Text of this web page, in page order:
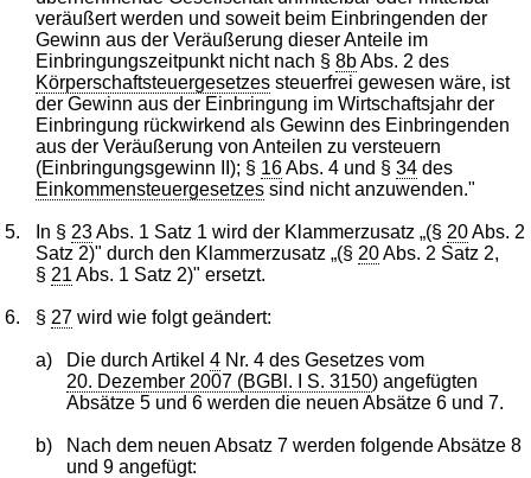
veräußert werden und soweit beim Einbringenden der
Gewinn aus der Veräußerung dieser Anteile im
Einbringungszeitpunkt nicht nach §8bAbs. 2 des
Körperschaftsteuergesetzes steuerfrei gewesen wäre, ist
der Gewinn aus der Einbringung im Wirtschaftsjahr der
Einbringung rückwirkend als Gewinn des Einbringenden
aus der Veräußerung von Anteilen zu versteuern
(Einbringungsgewinn II); § 16Abs. 4 und §34 des
Einkommensteuergesetzes sind nicht anzuwenden."
5. In § 23Abs. 1 Satz 1 wird der Klammerzusatz „(§ 20Abs. 2
Satz 2)" durch den Klammerzusatz „(§ 20Abs. 2 Satz 2,
§ 21 Abs. 1 Satz 2)" ersetzt.
6. § 27 wird wie folgt geändert:
a) Die durch Artikel 4Nr. 4 des Gesetzes vom
20. Dezember 2007 (BGBl. I S. 3150) angefügten
Absätze 5 und 6 werden die neuen Absätze 6 und 7.
b)
Nach dem neuen Absatz 7 werden folgende Absätze 8
und 9 angefügt: